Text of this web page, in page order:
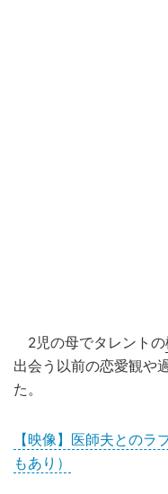
2児の母でタレントの
出会う以前の恋愛観や
た。
【映像】医師夫との
もあり）